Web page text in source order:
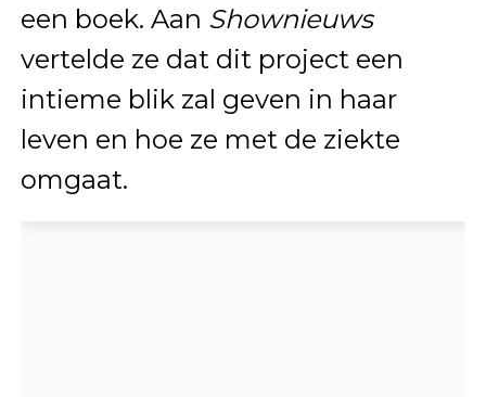
een boek. Aan Shownieuws
vertelde ze dat dit project een
intieme blik zal geven in haar
leven en hoe ze met de ziekte
omgaat.